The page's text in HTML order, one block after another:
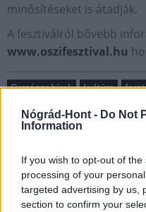
Nógrád-Hont - Do Not
Information
If you wish to opt-out of
processing of your
targeted advertising by us,
section to confirm your
minősítéseket is átadják.
A fesztiválról bővebb
www.oszifesztival.hu
Országos hírek kultúra
AJÁNLJUK MÉG